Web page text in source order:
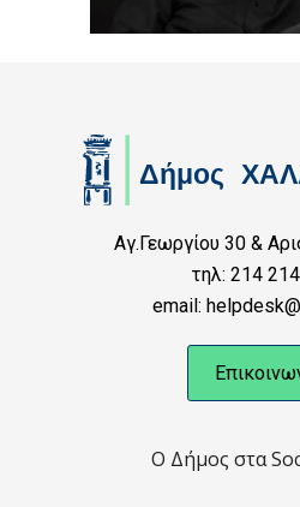
Αγ.Γεωργίου 30 &
τηλ: 214
email:
Ο Δήμος στα